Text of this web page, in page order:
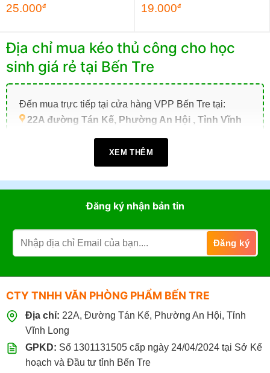
25.000đ 19.000đ
Địa chỉ mua kéo thủ công cho học
sinh giá rẻ tại Bến Tre
Đến mua trực tiếp tại cửa hàng VPP Bến Tre tại:
22A đường Tán Kế, Phường An Hội , Tỉnh Vĩnh
07h30 - 17h30(Từ: Thứ 2 đến Thứ 7,
Đặt mua online tại website https://vppbentre.vn
Đặt mua qua điện thoại:
0869.03.9090
096.339.3566
XEM THÊM
Đăng ký nhận bản tin
CTY TNHH VĂN PHÒNG PHẨM BẾN TRE
Địa chỉ: 22A, Đường Tán Kế, Phường An Hội, Tỉnh
Vĩnh Long
GPKD: Số 1301131505 cấp ngày 24/04/2024 tại Sở Kế
hoạch và Đầu tư tỉnh Bến Tre